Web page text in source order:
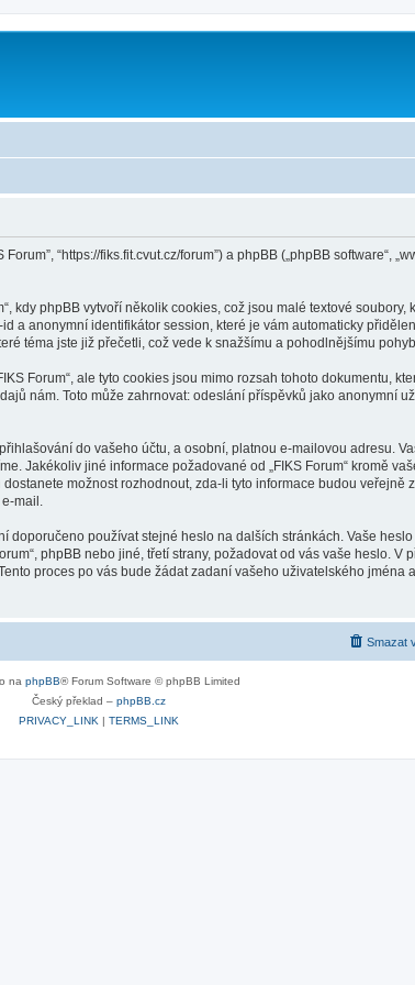
“https://fiks.fit.cvut.cz/forum”) a phpBB („phpBB software“,
kdy phpBB vytvoří několik cookies, což jsou malé textové
anonymní identifikátor session, které je vám automaticky
téma jste již přečetli, což vede k snažšímu a pohodlnějšímu
Forum“, ale tyto cookies jsou mimo rozsah tohoto dokumentu,
nám. Toto může zahrnovat: odeslání příspěvků jako anonymní
do vašeho účtu, a osobní, platnou e-mailovou adresu.
Jakékoliv jiné informace požadované od „FIKS Forum“ kromě
možnost rozhodnout, zda-li tyto informace budou veřejně
mail.
používat stejné heslo na dalších stránkách. Vaše
phpBB nebo jiné, třetí strany, požadovat od vás vaše heslo.
proces po vás bude žádat zadaní vašeho uživatelského
Smazat
na phpBB® Forum Software © phpBB Limited
Český překlad – phpBB.cz
PRIVACY_LINK | TERMS_LINK